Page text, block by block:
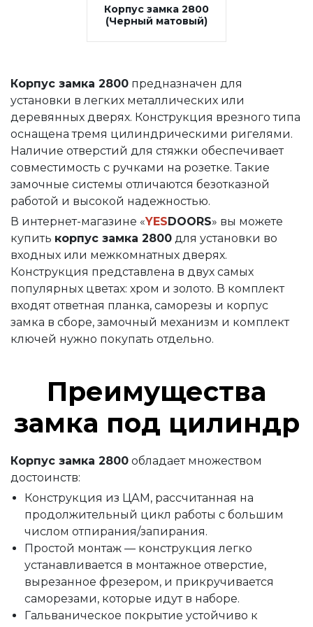
Корпус замка 2800
(Черный матовый)
Корпус замка 2800 предназначен для
установки в легких металлических или
деревянных дверях. Конструкция врезного типа
оснащена тремя цилиндрическими ригелями.
Наличие отверстий для стяжки обеспечивает
совместимость с ручками на розетке. Такие
замочные системы отличаются безотказной
работой и высокой надежностью.
В интернет-магазине «YESDOORS» вы можете
купить корпус замка 2800 для установки во
входных или межкомнатных дверях.
Конструкция представлена в двух самых
популярных цветах: хром и золото. В комплект
входят ответная планка, саморезы и корпус
замка в сборе, замочный механизм и комплект
ключей нужно покупать отдельно.
Преимущества
замка под цилиндр
Корпус замка 2800 обладает множеством
достоинств:
Конструкция из ЦАМ, рассчитанная на
продолжительный цикл работы с большим
числом отпирания/запирания.
Простой монтаж — конструкция легко
устанавливается в монтажное отверстие,
вырезанное фрезером, и прикручивается
саморезами, которые идут в наборе.
Гальваническое покрытие устойчиво к